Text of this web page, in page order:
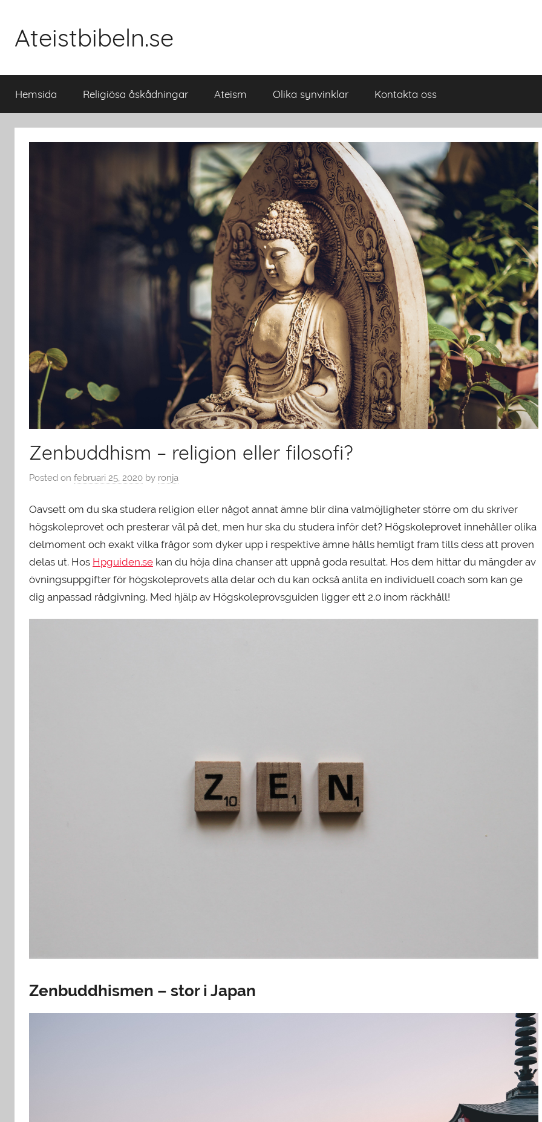
content
Ateistbibeln.se
Hemsida Religiösa åskådningar Ateism Olika synvinklar Kontakta oss
Zenbuddhism – religion eller filosofi?
Posted on februari 25, 2020 by ronja
Oavsett om du ska studera religion eller något annat ämne blir dina valmöjligheter större om du skriver
högskoleprovet och presterar väl på det, men hur ska du studera inför det? Högskoleprovet innehåller olika
delmoment och exakt vilka frågor som dyker upp i respektive ämne hålls hemligt fram tills dess att proven
delas ut. Hos Hpguiden.se kan du höja dina chanser att uppnå goda resultat. Hos dem hittar du mängder av
övningsuppgifter för högskoleprovets alla delar och du kan också anlita en individuell coach som kan ge
dig anpassad rådgivning. Med hjälp av Högskoleprovsguiden ligger ett 2.0 inom räckhåll!
Zenbuddhismen – stor i Japan